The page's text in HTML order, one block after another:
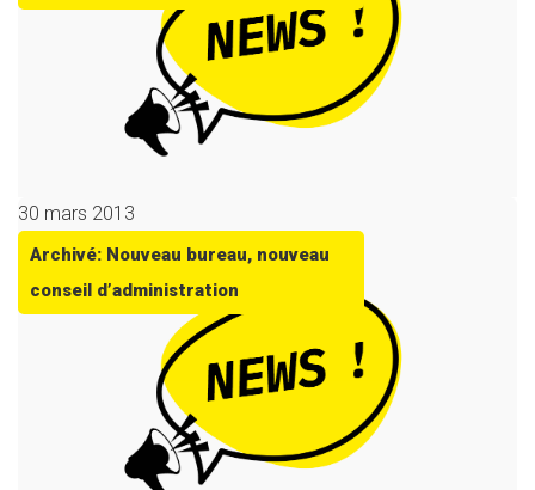
30 mars 2013
Archivé: Nouveau bureau, nouveau
conseil d’administration